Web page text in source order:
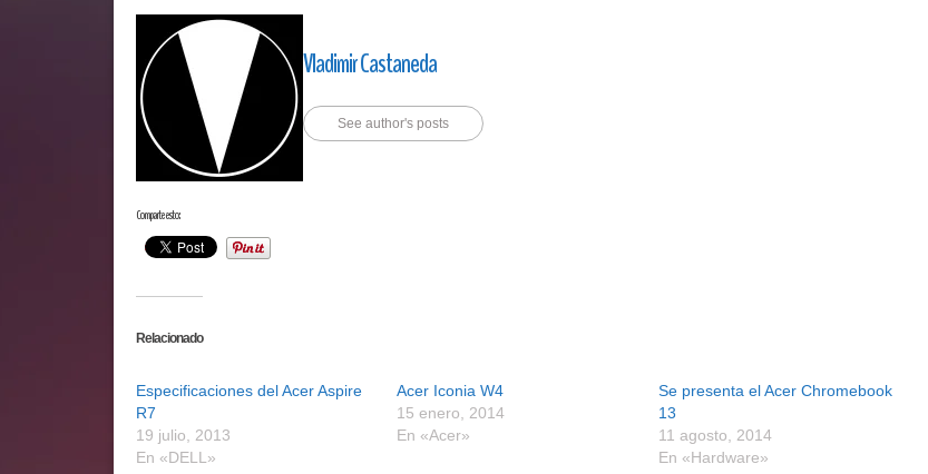
Vladimir Castaneda
See author's posts
Comparte esto:
Relacionado
Especificaciones del Acer Aspire
R7
19 julio, 2013
En «DELL»
Acer Iconia W4
15 enero, 2014
En «Acer»
Se presenta el Acer Chromebook
13
11 agosto, 2014
En «Hardware»